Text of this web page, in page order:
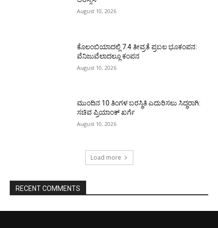
August 10, 2026
ಕೊಲಂಬಿಯಾದಲ್ಲಿ 7.4 ತೀವ್ರತೆ ಪ್ರಬಲ ಭೂಕಂಪನ:
ವೆನಿಜುವೆಲಾದಲ್ಲೂ ಕಂಪನ
August 10, 2026
ಮುಂದಿನ 10 ತಿಂಗಳ ಬರಸ್ಥಿತಿ ಎದುರಿಸಲು ಸಿದ್ಧರಾಗಿ:
ಸಚಿವ ಪ್ರಿಯಾಂಕ್ ಖರ್ಗೆ
August 10, 2026
Load more
RECENT COMMENTS